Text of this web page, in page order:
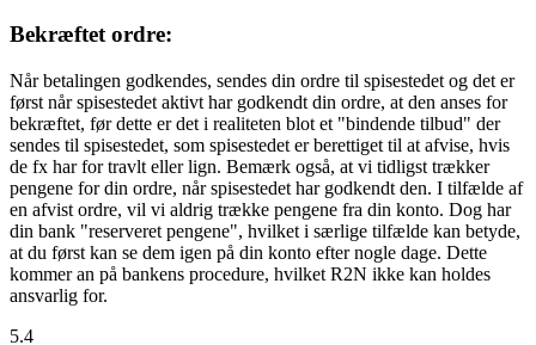
Bekræftet ordre:
Når betalingen godkendes, sendes din ordre til spisestedet og det er
først når spisestedet aktivt har godkendt din ordre, at den anses for
bekræftet, før dette er det i realiteten blot et "bindende tilbud" der
sendes til spisestedet, som spisestedet er berettiget til at afvise, hvis
de fx har for travlt eller lign. Bemærk også, at vi tidligst trækker
pengene for din ordre, når spisestedet har godkendt den. I tilfælde af
en afvist ordre, vil vi aldrig trække pengene fra din konto. Dog har
din bank "reserveret pengene", hvilket i særlige tilfælde kan betyde,
at du først kan se dem igen på din konto efter nogle dage. Dette
kommer an på bankens procedure, hvilket R2N ikke kan holdes
ansvarlig for.
5.4